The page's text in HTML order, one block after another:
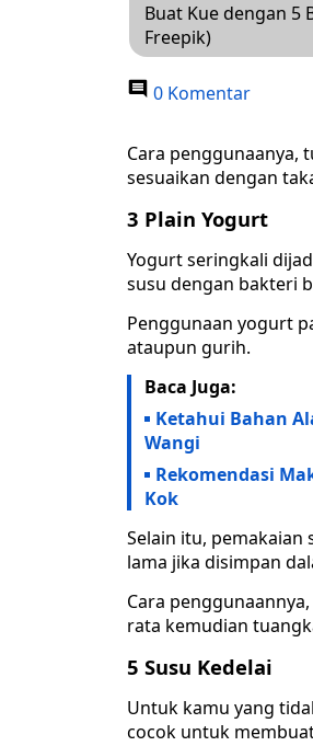
Buat Kue dengan 5
Freepik)
0 Komentar
Cara penggunaanya,
sesuaikan dengan
3 Plain Yogurt
Yogurt seringkali
susu dengan bakteri
Penggunaan yogurt
ataupun gurih.
Baca Juga:
Ketahui Bahan
Wangi
Rekomendasi
Kok
Selain itu, pemakaian
lama jika disimpan
Cara
rata kemudian
5 Susu Kedelai
Untuk kamu yang
cocok untuk